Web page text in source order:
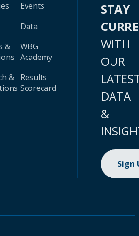
&
&
Events
Data
WBG
Academy
Results
Scorecard
STAY
WITH
OUR
DATA
&
Sign